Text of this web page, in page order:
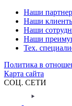
Наши
Наши
Наши
Наши
Тех.
Политика в
Карта сайта
СОЦ. СЕТИ